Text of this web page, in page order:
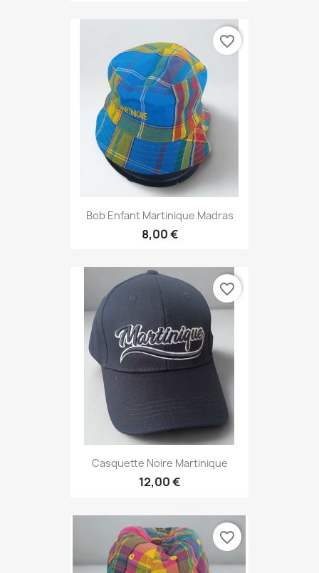
Bob Enfant Martinique Madras
8,00 €
favorite_border
Casquette Noire Martinique
12,00 €
favorite_border
favorite_border